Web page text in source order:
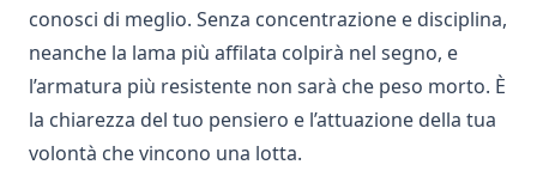
conosci di meglio. Senza concentrazione e disciplina,
neanche la lama più affilata colpirà nel segno, e
l’armatura più resistente non sarà che peso morto. È
la chiarezza del tuo pensiero e l’attuazione della tua
volontà che vincono una lotta.